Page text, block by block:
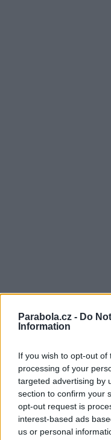
Parabola.cz - Do
Information
If you wish to opt-out
processing of your
targeted advertising by
section to confirm your
opt-out request is
interest-based ads
us or personal